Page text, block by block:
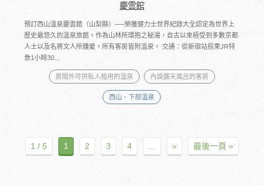
慶雲館
預訂西山溫泉慶雲館（山梨縣）──榮獲健力士世界紀錄大全認定為世界上
歷史最悠久的溫泉旅館。作為山林所環抱之秘湯，自古以來極受到多數京都
人士以及名將文人所鍾愛。所有客房皆附溫泉。 交通：從新宿站搭乘JR特
急1小時30...
房間外可供私人租用的溫泉 內設露天風呂的客房
西山、下部溫泉
1 / 5 1 2 3 4 » 最後一頁 »